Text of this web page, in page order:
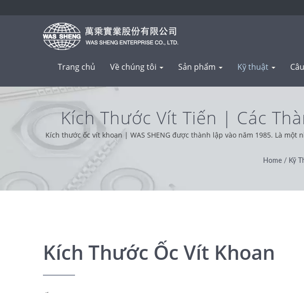
Trang chủ Về chúng tôi Sản phẩm Kỹ thuật
Kích Thước Vít Tiến | Các
Xuất Dập &
Kích thước ốc vít khoan | WAS SHENG được thành lập vào năm 1985. Là
Dựa trên sự hỗ trợ của khách hàng từ khắp nơi trên thế giới, chúng tôi
Home / Kỹ
Kích Thước Ốc Vít Khoan